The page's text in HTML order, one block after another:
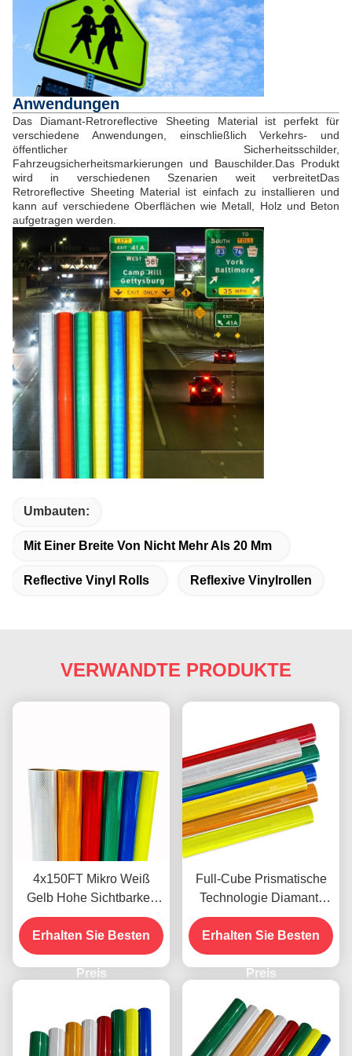
Anwendungen
Das Diamant-Retroreflective Sheeting Material ist perfekt für
verschiedene Anwendungen, einschließlich Verkehrs- und
öffentlicher Sicherheitsschilder,
Fahrzeugsicherheitsmarkierungen und Bauschilder.Das Produkt
wird in verschiedenen Szenarien weit verbreitetDas
Retroreflective Sheeting Material ist einfach zu installieren und
kann auf verschiedene Oberflächen wie Metall, Holz und Beton
aufgetragen werden.
Umbauten:
Mit Einer Breite Von Nicht Mehr Als 20 Mm
Reflective Vinyl Rolls Reflexive Vinylrollen
VERWANDTE PRODUKTE
4x150FT Mikro Weiß
Gelb Hohe Sichtbarkeit
Mikro Diamant Grad
Reflektierende Folie Vinyl
für Verkehrsschilder ODM
Erhalten Sie Besten
Preis
Full-Cube Prismatische
Technologie Diamant-
Reflexionsblatt mit 10-
jähriger Lebensdauer für
die Verkehrssicherheit
Erhalten Sie Besten
Preis